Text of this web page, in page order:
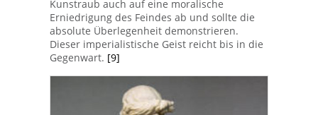
Kunstraub auch auf eine moralische
Erniedrigung des Feindes ab und sollte die
absolute Überlegenheit demonstrieren.
Dieser imperialistische Geist reicht bis in die
Gegenwart. [9]